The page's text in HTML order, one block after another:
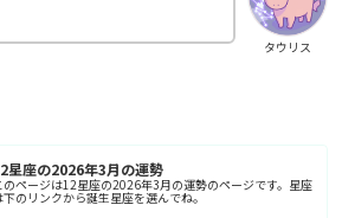
タウリス
星座の2026年3月の運勢
のページは12星座の2026年3月の運勢のページです。星座
下のリンクから誕生星座を選んでね。